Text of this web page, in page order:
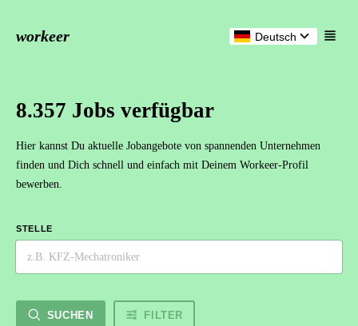
workeer Deutsch
8.357 Jobs verfügbar
Hier kannst Du aktuelle Jobangebote von spannenden Unternehmen
finden und Dich schnell und einfach mit Deinem Workeer-Profil
bewerben.
STELLE
SUCHEN FILTER